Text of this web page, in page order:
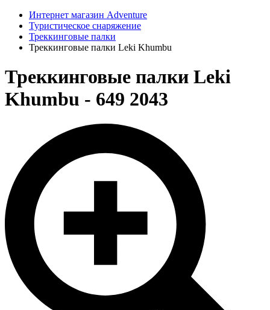
Интернет магазин Adventure
Туристическое снаряжение
Треккинговые палки
Треккинговые палки Leki Khumbu
Треккинговые палки Leki
Khumbu - 649 2043